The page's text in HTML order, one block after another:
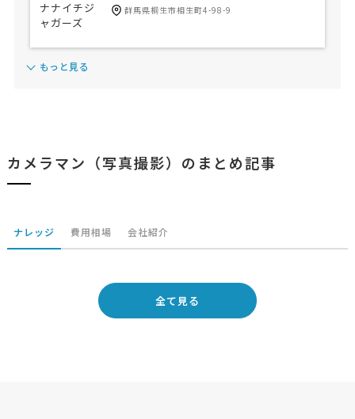
群馬県桐生市相生町4-98-9
もっと見る
カメラマン（写真撮影）のまとめ記事
ナレッジ 費用相場 会社紹介
全て見る